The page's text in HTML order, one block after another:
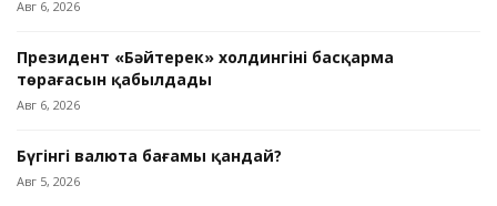
Авг 6, 2026
Президент «Бәйтерек» холдингінің басқарма
төрағасын қабылдады
Авг 6, 2026
Бүгінгі валюта бағамы қандай?
Авг 5, 2026